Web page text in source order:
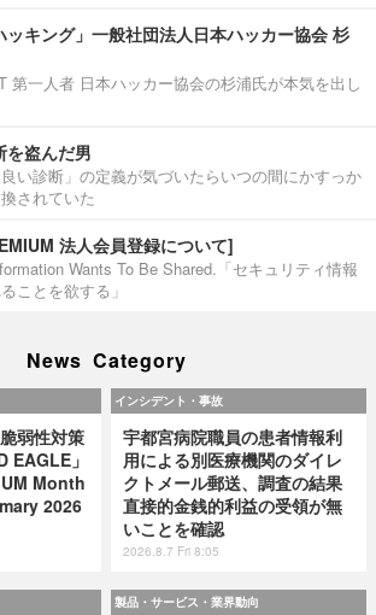
ッキング」一般社団法人日本ハッカー協会 杉
第一人者 日本ハッカー協会の杉浦氏が本気を出し
を盗んだ男
い診断」の定義が気づいたらいつの間にかすっか
されていた
法人会員登録について]
Wants To Be Shared.「セキュリティ情報
ことを欲する」
News Category
弱性対策
EAGLE」
Month
2026
インシデント・事故
宇都宮病院職員の患者情報利
用による別医療機関のダイレ
クトメール郵送、調査の結果
直接的金銭的利益の受領が無
いことを確認
2026.8.7 Fri 8:05
製品・サービス・業界動向